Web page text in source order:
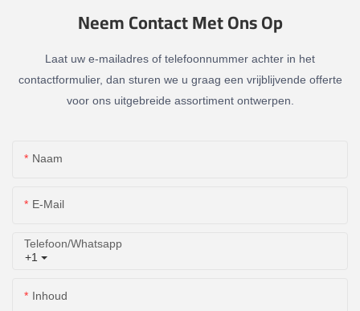
Neem Contact Met Ons Op
Laat uw e-mailadres of telefoonnummer achter in het
contactformulier, dan sturen we u graag een vrijblijvende offerte
voor ons uitgebreide assortiment ontwerpen.
Naam
E-Mail
+1
Telefoon/whatsapp
Inhoud